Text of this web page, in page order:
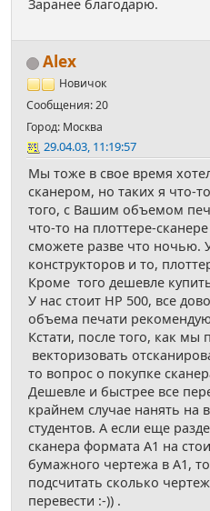
Заранее благодарю.
Alex
Новичок
Сообщения: 20
Город: Москва
29.04.03, 11:19:57
Мы тоже в свое время
сканером, но таких я что-
того, с Вашим объемом
что-то на плоттере-
сможете разве что ночью.
конструкторов и то,
Кроме того дешевле
У нас стоит HP 500, все
объема печати
Кстати, после того, как мы
векторизовать
то вопрос о покупке
Дешевле и быстрее все
крайнем случае нанять на
студентов. А если еще
сканера формата А1 на
бумажного чертежа в А1,
подсчитать сколько
перевести :-)) .